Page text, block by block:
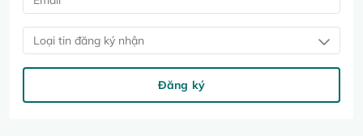
Loại tin đăng ký nhận
Đăng ký